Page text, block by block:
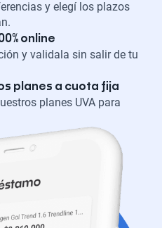
y elegí los plazos
online
y validala sin salir de tu
planes a cuota fija
planes UVA para